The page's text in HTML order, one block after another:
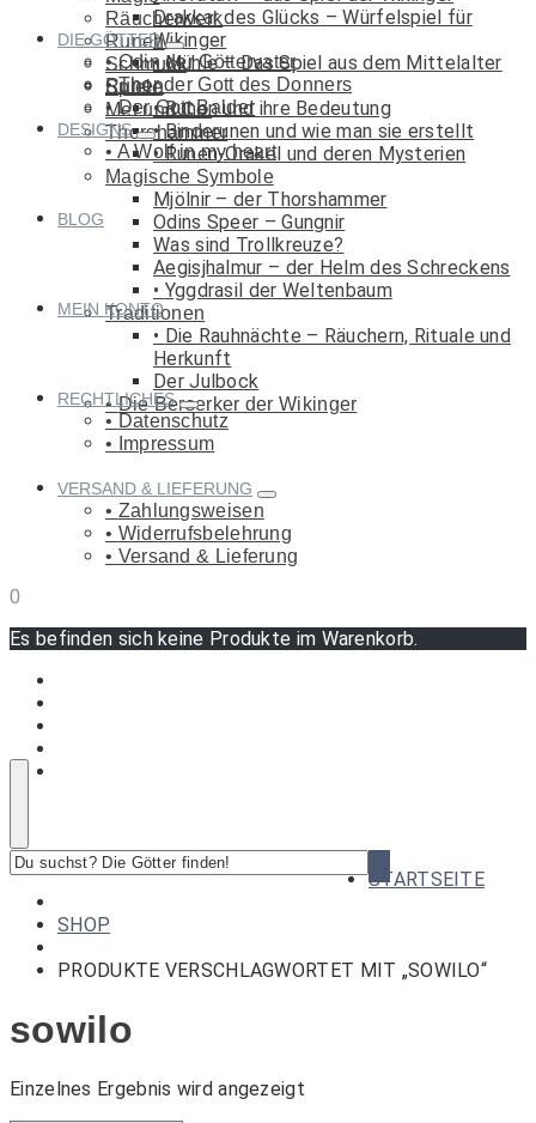
Räucherwerk
Runen
Schmuck
Spiele
Met und Co.
Thorshammer
Drakkar des Glücks – Würfelspiel für
Wikinger
Mühle – Das Spiel aus dem Mittelalter
Runen
Runen und ihre Bedeutung
Binderunen und wie man sie erstellt
Runen-Orakel und deren Mysterien
Magische Symbole
Mjölnir – der Thorshammer
Odins Speer – Gungnir
Was sind Trollkreuze?
Aegisjhalmur – der Helm des Schreckens
Yggdrasil der Weltenbaum
Traditionen
Die Rauhnächte – Räuchern, Rituale und
Herkunft
Der Julbock
Die Berserker der Wikinger
DIE GÖTTER
Odin der Göttervater
Thor der Gott des Donners
Der Gott Balder
DESIGNS
A Wolf in my heart
BLOG
MEIN KONTO
RECHTLICHES
Datenschutz
Impressum
VERSAND & LIEFERUNG
Zahlungsweisen
Widerrufsbelehrung
Versand & Lieferung
0
Es befinden sich keine Produkte im Warenkorb.
suchst?
STARTSEITE
SHOP
PRODUKTE VERSCHLAGWORTET MIT „SOWILO“
sowilo
Einzelnes Ergebnis wird angezeigt